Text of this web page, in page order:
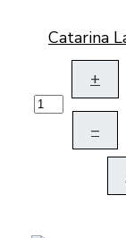
Catarina
+
–